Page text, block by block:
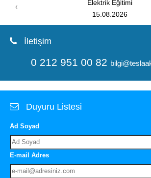
PIC Programlama Eğitimi
08.08.2026
‹
İletişim
0 212 951 00 82
Duyuru Listesi
Ad Soyad
E-mail Adres